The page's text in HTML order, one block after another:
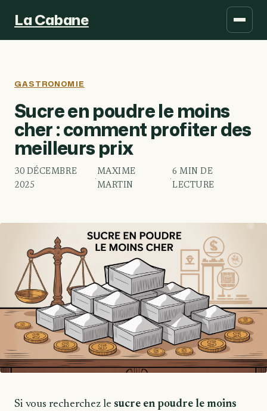
La Cabane
GASTRONOMIE
Sucre en poudre le moins
cher : comment profiter des
meilleurs prix
30 DÉCEMBRE
2025
·
MAXIME
MARTIN
·
6 MIN DE
LECTURE
Si vous recherchez le sucre en poudre le moins